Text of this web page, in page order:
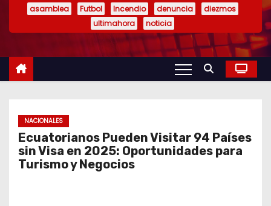
asamblea Futbol Incendio denuncia
diezmos
ultimahora
noticia
NACIONALES
Ecuatorianos Pueden Visitar 94 Países
sin Visa en 2025: Oportunidades para
Turismo y Negocios